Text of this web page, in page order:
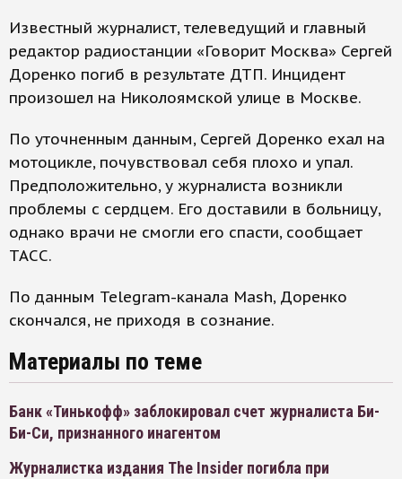
Известный журналист, телеведущий и главный
редактор радиостанции «Говорит Москва» Сергей
Доренко погиб в результате ДТП. Инцидент
произошел на Николоямской улице в Москве.
По уточненным данным, Сергей Доренко ехал на
мотоцикле, почувствовал себя плохо и упал.
Предположительно, у журналиста возникли
проблемы с сердцем. Его доставили в больницу,
однако врачи не смогли его спасти, сообщает
ТАСС.
По данным Telegram-канала Mash, Доренко
скончался, не приходя в сознание.
Материалы по теме
Банк «Тинькофф» заблокировал счет журналиста Би-
Би-Си, признанного инагентом
Журналистка издания The Insider погибла при